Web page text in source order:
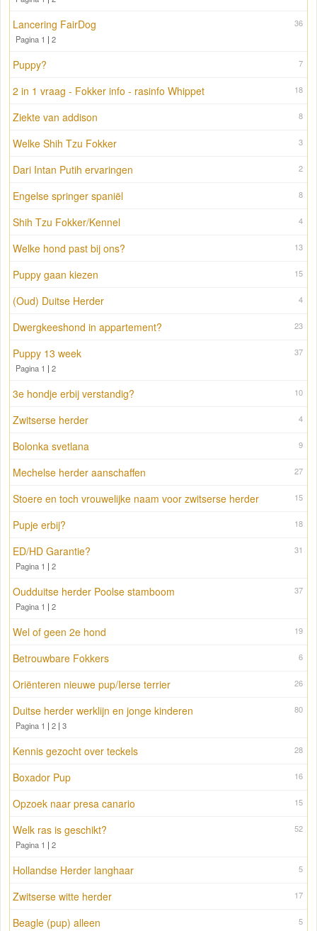
36
Lancering FairDog
Pagina 1 | 2
7
Puppy?
18
2 in 1 vraag - Fokker info - rasinfo Whippet
8
Ziekte van addison
3
Welke Shih Tzu Fokker
2
Dari Intan Putih ervaringen
8
Engelse springer spaniël
4
Shih Tzu Fokker/Kennel
13
Welke hond past bij ons?
15
Puppy gaan kiezen
4
(Oud) Duitse Herder
23
Dwergkeeshond in appartement?
37
Puppy 13 week
Pagina 1 | 2
10
3e hondje erbij verstandig?
4
Zwitserse herder
9
Bolonka svetlana
27
Mechelse herder aanschaffen
15
Stoere en toch vrouwelijke naam voor zwitserse herder
18
Pupje erbij?
31
ED/HD Garantie?
Pagina 1 | 2
37
Oudduitse herder Poolse stamboom
Pagina 1 | 2
19
Wel of geen 2e hond
6
Betrouwbare Fokkers
26
Oriënteren nieuwe pup/Ierse terrier
80
Duitse herder werklijn en jonge kinderen
Pagina 1 | 2 | 3
28
Kennis gezocht over teckels
16
Boxador Pup
15
Opzoek naar presa canario
52
Welk ras is geschikt?
Pagina 1 | 2
5
Hollandse Herder langhaar
17
Zwitserse witte herder
5
Beagle (pup) alleen